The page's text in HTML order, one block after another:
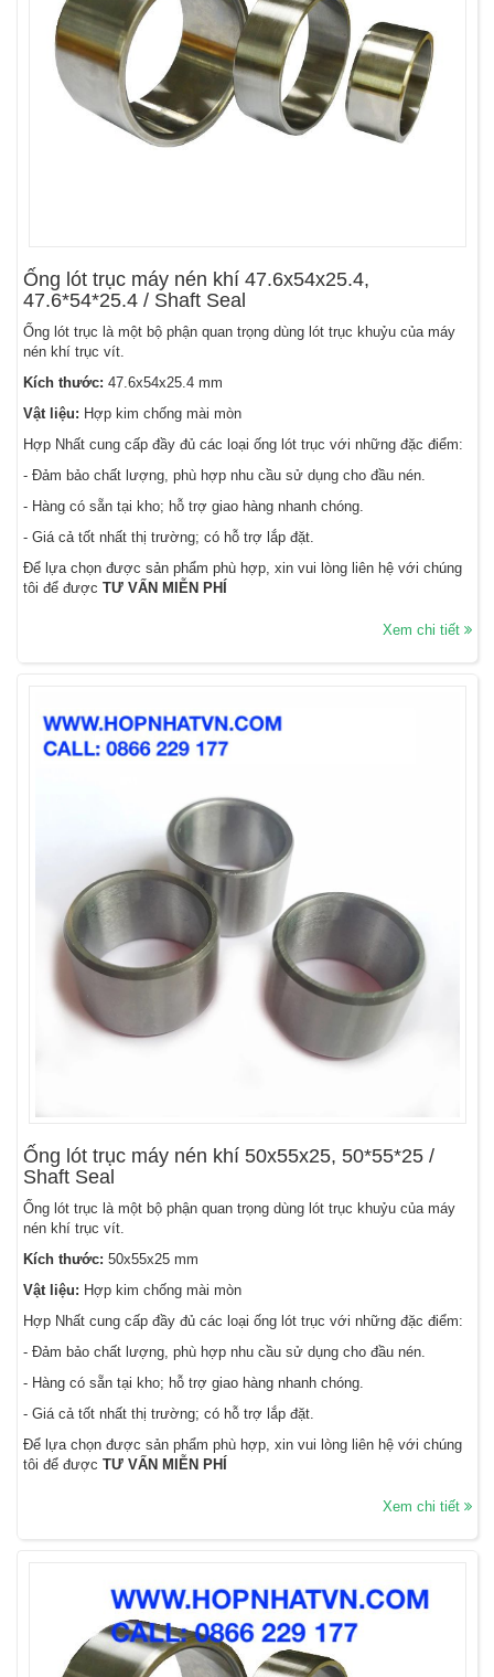
Ống lót trục máy nén khí 47.6x54x25.4,
47.6*54*25.4 / Shaft Seal
Ống lót trục là một bộ phận quan trọng dùng lót trục khuỷu của máy
nén khí trục vít.
Kích thước: 47.6x54x25.4 mm
Vật liệu: Hợp kim chống mài mòn
Hợp Nhất cung cấp đầy đủ các loại ống lót trục với những đặc điểm:
- Đảm bảo chất lượng, phù hợp nhu cầu sử dụng cho đầu nén.
- Hàng có sẵn tại kho; hỗ trợ giao hàng nhanh chóng.
- Giá cả tốt nhất thị trường; có hỗ trợ lắp đặt.
Để lựa chọn được sản phẩm phù hợp, xin vui lòng liên hệ với chúng
tôi để được TƯ VẤN MIỄN PHÍ
Xem chi tiết
Ống lót trục máy nén khí 50x55x25, 50*55*25 /
Shaft Seal
Ống lót trục là một bộ phận quan trọng dùng lót trục khuỷu của máy
nén khí trục vít.
Kích thước: 50x55x25 mm
Vật liệu: Hợp kim chống mài mòn
Hợp Nhất cung cấp đầy đủ các loại ống lót trục với những đặc điểm:
- Đảm bảo chất lượng, phù hợp nhu cầu sử dụng cho đầu nén.
- Hàng có sẵn tại kho; hỗ trợ giao hàng nhanh chóng.
- Giá cả tốt nhất thị trường; có hỗ trợ lắp đặt.
Để lựa chọn được sản phẩm phù hợp, xin vui lòng liên hệ với chúng
tôi để được TƯ VẤN MIỄN PHÍ
Xem chi tiết